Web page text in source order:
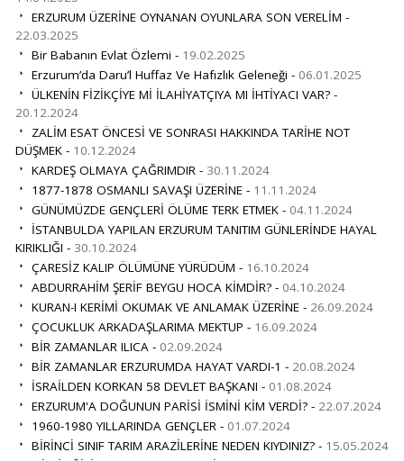
ERZURUM ÜZERİNE OYNANAN OYUNLARA SON VERELİM -
22.03.2025
Bir Babanın Evlat Özlemi - 19.02.2025
Erzurum’da Daru’l Huffaz Ve Hafızlık Geleneği - 06.01.2025
ÜLKENİN FİZİKÇİYE Mİ İLAHİYATÇIYA MI İHTİYACI VAR? -
20.12.2024
ZALİM ESAT ÖNCESİ VE SONRASI HAKKINDA TARİHE NOT
DÜŞMEK - 10.12.2024
KARDEŞ OLMAYA ÇAĞRIMDIR - 30.11.2024
1877-1878 OSMANLI SAVAŞI ÜZERİNE - 11.11.2024
GÜNÜMÜZDE GENÇLERİ ÖLÜME TERK ETMEK - 04.11.2024
İSTANBULDA YAPILAN ERZURUM TANITIM GÜNLERİNDE HAYAL
KIRIKLIĞI - 30.10.2024
ÇARESİZ KALIP ÖLÜMÜNE YÜRÜDÜM - 16.10.2024
ABDURRAHİM ŞERİF BEYGU HOCA KİMDİR? - 04.10.2024
KURAN-I KERİMİ OKUMAK VE ANLAMAK ÜZERİNE - 26.09.2024
ÇOCUKLUK ARKADAŞLARIMA MEKTUP - 16.09.2024
BİR ZAMANLAR ILICA - 02.09.2024
BİR ZAMANLAR ERZURUMDA HAYAT VARDI-1 - 20.08.2024
İSRAİLDEN KORKAN 58 DEVLET BAŞKANI - 01.08.2024
ERZURUM'A DOĞUNUN PARİSİ İSMİNİ KİM VERDİ? - 22.07.2024
1960-1980 YILLARINDA GENÇLER - 01.07.2024
BİRİNCİ SINIF TARIM ARAZİLERİNE NEDEN KIYDINIZ? - 15.05.2024